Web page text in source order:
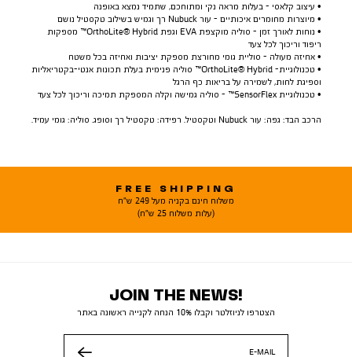
• עיצוב קלאסי - בעלות מראה נקי ומתוחכם, שתמיד נמצא באופנה
• מיוצרות מחומרים איכותיים - עור Nubuck רך וגמיש בשילוב טקסטיל נושם
• נוחות לאורך זמן - סוליה מוקצפת EVA וגפת OrthoLite® Hybrid™ מספקות
ריפוד וריכוך לכל צעד
• אחיזה מעולה - סוליית גומי מחורצת מספקת יציבות ואחיזה בכל משטח
• טכנולוגיית- OrthoLite® Hybrid™ סוליה פנימית בעלת תכונות אנטי-בקטריאליות
וספיגת לחות, לשמירה על בריאות כף הרגל
• טכנולוגיית SensorFlex™ - סוליה גמישה וקלה המספקת תמיכה וריכוך לכל צעד
הרכב הבד: גפה: עור Nubuck וטקסטיל. רפידה: טקסטיל רך וסופג. סוליה: גומי עמיד.
FREE SHIPPING
משלוח חינם בקניה מעל 249 ש"ח
(עלות משלוח 25 ש"ח)
JOIN THE NEWS!
הצטרפו לניוזלטר וקבלו 10% הנחה לקנייה ראשונה באתר
E-MAIL